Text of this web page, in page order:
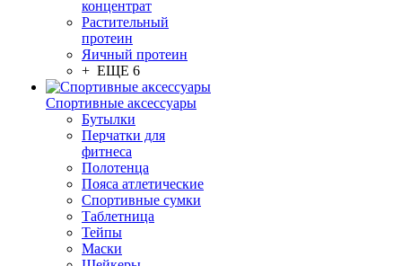
концентрат
Растительный
протеин
Яичный протеин
+ ЕЩЕ 6
Спортивные аксессуары
Бутылки
Перчатки для
фитнеса
Полотенца
Пояса атлетические
Спортивные сумки
Таблетница
Тейпы
Маски